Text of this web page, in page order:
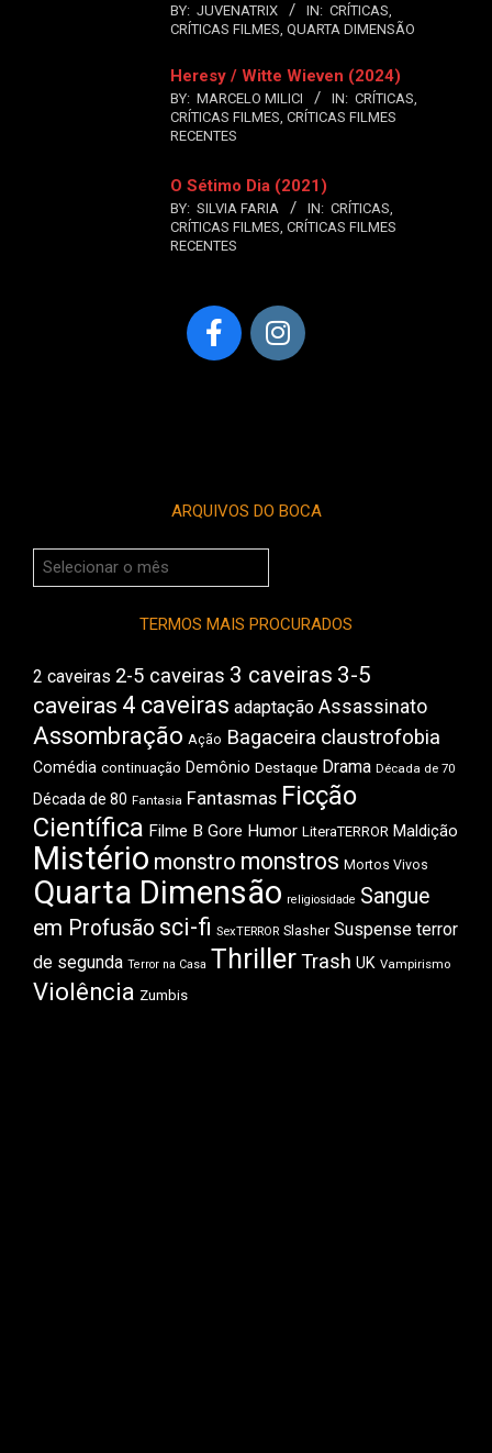
BY: JUVENATRIX IN: CRÍTICAS,
CRÍTICAS FILMES, QUARTA DIMENSÃO
Heresy / Witte Wieven (2024)
BY: MARCELO MILICI IN: CRÍTICAS,
CRÍTICAS FILMES, CRÍTICAS FILMES
RECENTES
O Sétimo Dia (2021)
BY: SILVIA FARIA IN: CRÍTICAS,
CRÍTICAS FILMES, CRÍTICAS FILMES
RECENTES
ARQUIVOS DO BOCA
Arquivos
do
TERMOS MAIS PROCURADOS
2 caveiras 2-5 caveiras 3 caveiras 3-5
caveiras 4 caveiras adaptação Assassinato
Assombração Ação Bagaceira claustrofobia
Comédia continuação Demônio Destaque Drama Década de 70
Década de 80 Fantasia Fantasmas Ficção
Científica Filme B Gore Humor LiteraTERROR Maldição
Mistério monstro monstros Mortos Vivos
Quarta Dimensão religiosidade Sangue
em Profusão sci-fi SexTERROR Slasher Suspense terror
de segunda Terror na Casa ThrillerTrash UK Vampirismo
Violência Zumbis